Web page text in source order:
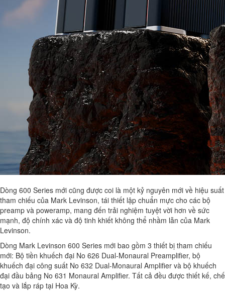
Dòng 600 Series mới cũng được coi là một kỷ nguyên mới về hiệu suất
tham chiếu của Mark Levinson, tái thiết lập chuẩn mực cho các bộ
preamp và poweramp, mang đến trải nghiệm tuyệt vời hơn về sức
mạnh, độ chính xác và độ tinh khiết không thể nhầm lẫn của Mark
Levinson.
Dòng Mark Levinson 600 Series mới bao gồm 3 thiết bị tham chiếu
mới: Bộ tiền khuếch đại No 626 Dual-Monaural Preamplifier, bộ
khuếch đại công suất No 632 Dual-Monaural Amplifier và bộ khuếch
đại đầu bảng No 631 Monaural Amplifier. Tất cả đều được thiết kế, chế
tạo và lắp ráp tại Hoa Kỳ.